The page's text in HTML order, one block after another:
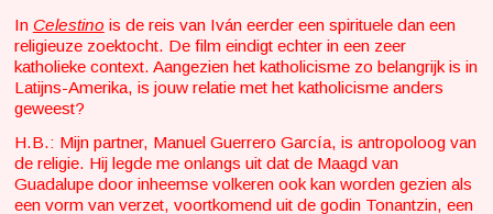
In Celestino is de reis van Iván eerder een spirituele dan een
religieuze zoektocht. De film eindigt echter in een zeer
katholieke context. Aangezien het katholicisme zo belangrijk is in
Latijns-Amerika, is jouw relatie met het katholicisme anders
geweest?
H.B.: Mijn partner, Manuel Guerrero García, is antropoloog van
de religie. Hij legde me onlangs uit dat de Maagd van
Guadalupe door inheemse volkeren ook kan worden gezien als
een vorm van verzet, voortkomend uit de godin Tonantzin, een